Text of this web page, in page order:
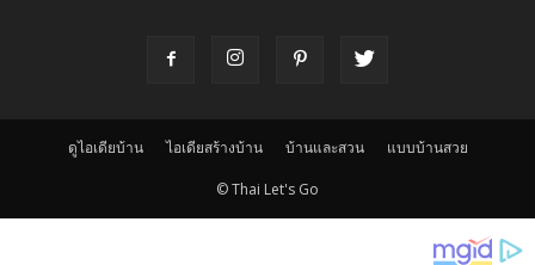
ดูไอเดียบ้าน ไอเดียสร้างบ้าน บ้านและสวน แบบบ้านสวย
© Thai Let's Go